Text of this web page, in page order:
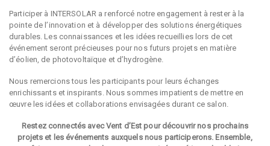
Participer à INTERSOLAR a renforcé notre engagement à rester à la
pointe de l’innovation et à développer des solutions énergétiques
durables. Les connaissances et les idées recueillies lors de cet
événement seront précieuses pour nos futurs projets en matière
d’éolien, de photovoltaïque et d’hydrogène.
Nous remercions tous les participants pour leurs échanges
enrichissants et inspirants. Nous sommes impatients de mettre en
œuvre les idées et collaborations envisagées durant ce salon.
Restez connectés avec Vent d’Est pour découvrir nos prochains
projets et les événements auxquels nous participerons. Ensemble,